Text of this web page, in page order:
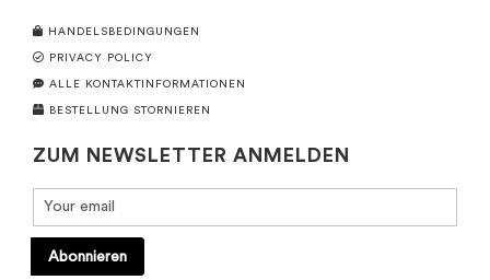
HANDELSBEDINGUNGEN
PRIVACY POLICY
ALLE KONTAKTINFORMATIONEN
BESTELLUNG STORNIEREN
ZUM NEWSLETTER ANMELDEN
Abonnieren